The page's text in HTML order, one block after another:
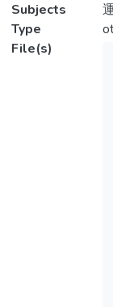
Subjects
Type
File(s)